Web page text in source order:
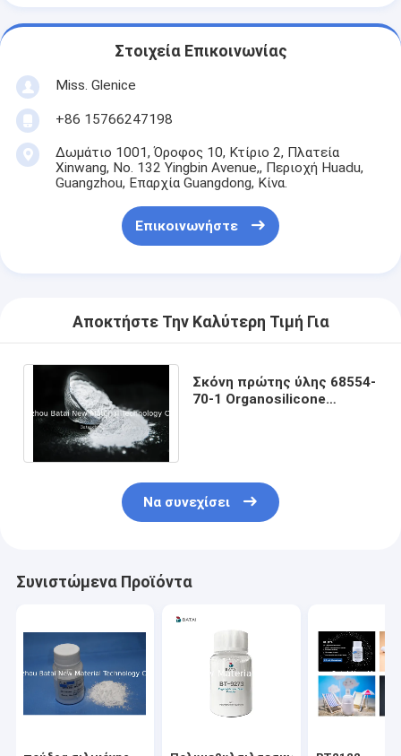
Στοιχεία Επικοινωνίας
Miss. Glenice
+86 15766247198
Δωμάτιο 1001, Όροφος 10, Κτίριο 2, Πλατεία
Xinwang, No. 132 Yingbin Avenue,, Περιοχή Huadu,
Guangzhou, Επαρχία Guangdong, Κίνα.
Επικοινωνήστε
Αποκτήστε Την Καλύτερη Τιμή Για
Σκόνη πρώτης ύλης 68554-
70-1 Organosilicone
Να συνεχίσει
Συνιστώμενα Προϊόντα